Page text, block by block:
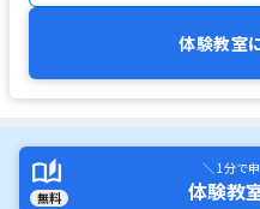
体験教室
無料
＼ 1分で
体験教